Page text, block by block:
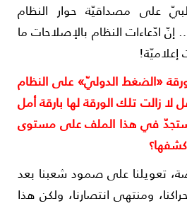
مصداقيّة حوار النظام
النظام بالإصلاحات ما
الدوليّ» على النظام
تلك الورقة لها بارقة أمل
في هذا الملف على مستوى
على صمود شعبنا بعد
ومنتهى انتصارنا، ولكن هذا